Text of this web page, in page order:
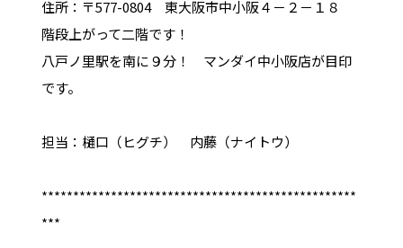
住所：〒577-0804 東大阪市中小阪４－２－１８
階段上がって二階です！
八戸ノ里駅を南に９分！ マンダイ中小阪店が目印
です。
担当：樋口（ヒグチ） 内藤（ナイトウ）
**************************************************
***